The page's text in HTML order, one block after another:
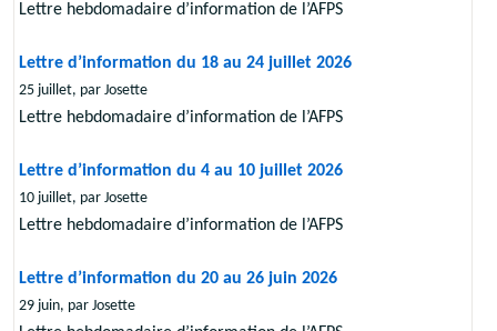
Lettre hebdomadaire d’information de l’AFPS
Lettre d’information du 18 au 24 juillet 2026
25 juillet, par Josette
Lettre hebdomadaire d’information de l’AFPS
Lettre d’information du 4 au 10 juillet 2026
10 juillet, par Josette
Lettre hebdomadaire d’information de l’AFPS
Lettre d’information du 20 au 26 juin 2026
29 juin, par Josette